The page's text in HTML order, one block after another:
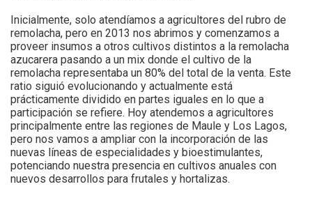
Inicialmente, solo atendíamos a agricultores del rubro de
remolacha, pero en 2013 nos abrimos y comenzamos a
proveer insumos a otros cultivos distintos a la remolacha
azucarera pasando a un mix donde el cultivo de la
remolacha representaba un 80% del total de la venta. Este
ratio siguió evolucionando y actualmente está
prácticamente dividido en partes iguales en lo que a
participación se refiere. Hoy atendemos a agricultores
principalmente entre las regiones de Maule y Los Lagos,
pero nos vamos a ampliar con la incorporación de las
nuevas líneas de especialidades y bioestimulantes,
potenciando nuestra presencia en cultivos anuales con
nuevos desarrollos para frutales y hortalizas.